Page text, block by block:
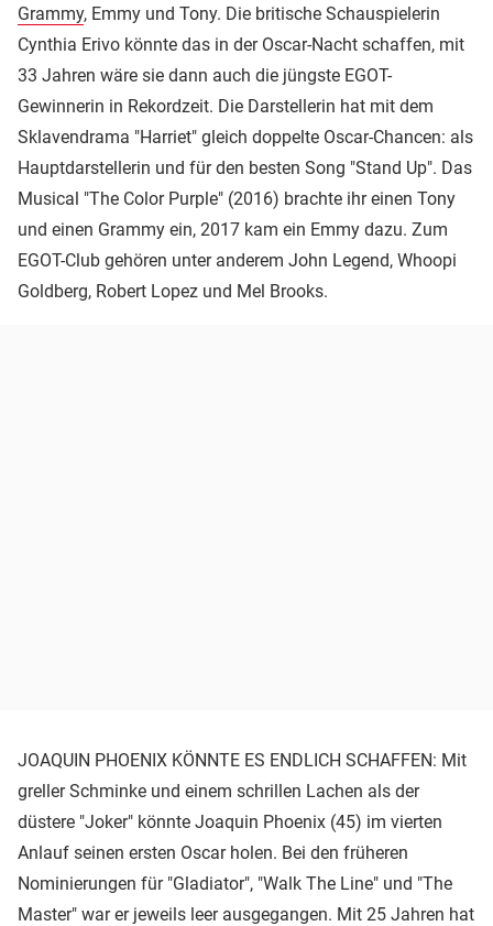
Grammy, Emmy und Tony. Die britische Schauspielerin
Cynthia Erivo könnte das in der Oscar-Nacht schaffen, mit
33 Jahren wäre sie dann auch die jüngste EGOT-
Gewinnerin in Rekordzeit. Die Darstellerin hat mit dem
Sklavendrama "Harriet" gleich doppelte Oscar-Chancen: als
Hauptdarstellerin und für den besten Song "Stand Up". Das
Musical "The Color Purple" (2016) brachte ihr einen Tony
und einen Grammy ein, 2017 kam ein Emmy dazu. Zum
EGOT-Club gehören unter anderem John Legend, Whoopi
Goldberg, Robert Lopez und Mel Brooks.
JOAQUIN PHOENIX KÖNNTE ES ENDLICH SCHAFFEN: Mit
greller Schminke und einem schrillen Lachen als der
düstere "Joker" könnte Joaquin Phoenix (45) im vierten
Anlauf seinen ersten Oscar holen. Bei den früheren
Nominierungen für "Gladiator", "Walk The Line" und "The
Master" war er jeweils leer ausgegangen. Mit 25 Jahren hat